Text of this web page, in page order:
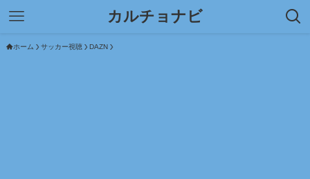
カルチョナビ
ホーム サッカー視聴 DAZN